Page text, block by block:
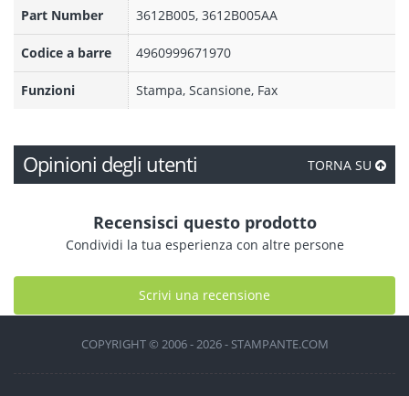
Part Number 3612B005, 3612B005AA
Codice a barre 4960999671970
Funzioni Stampa, Scansione, Fax
Opinioni degli utenti TORNA SU
Recensisci questo prodotto
Condividi la tua esperienza con altre persone
Scrivi una recensione
COPYRIGHT © 2006 - 2026 - STAMPANTE.COM